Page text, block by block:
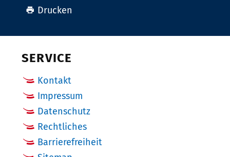
Drucken
SERVICE
Kontakt
Impressum
Datenschutz
Rechtliches
Barrierefreiheit